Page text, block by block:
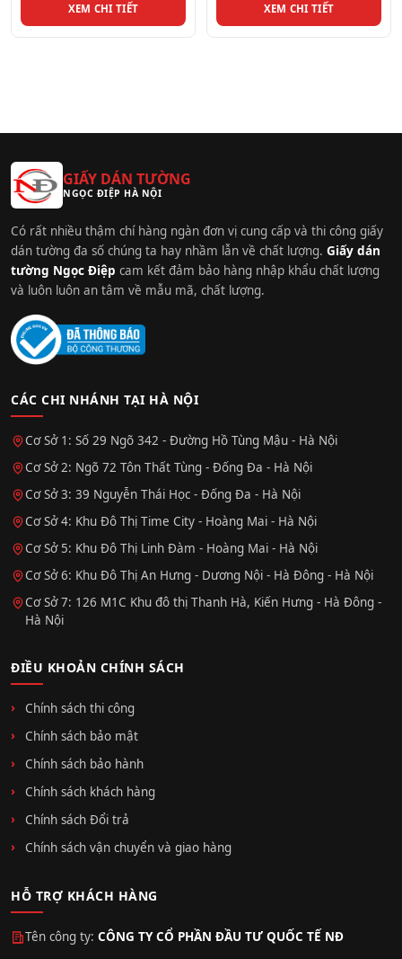
XEM CHI TIẾT XEM CHI TIẾT
GIẤY DÁN TƯỜNG
NGỌC ĐIỆP HÀ NỘI
Có rất nhiều thậm chí hàng ngàn đơn vị cung cấp và thi công giấy
dán tường đa số chúng ta hay nhầm lẫn về chất lượng. Giấy dán
tường Ngọc Điệp cam kết đảm bảo hàng nhập khẩu chất lượng
và luôn luôn an tâm về mẫu mã, chất lượng.
CÁC CHI NHÁNH TẠI HÀ NỘI
Cơ Sở 1: Số 29 Ngõ 342 - Đường Hồ Tùng Mậu - Hà Nội
Cơ Sở 2: Ngõ 72 Tôn Thất Tùng - Đống Đa - Hà Nội
Cơ Sở 3: 39 Nguyễn Thái Học - Đống Đa - Hà Nội
Cơ Sở 4: Khu Đô Thị Time City - Hoàng Mai - Hà Nội
Cơ Sở 5: Khu Đô Thị Linh Đàm - Hoàng Mai - Hà Nội
Cơ Sở 6: Khu Đô Thị An Hưng - Dương Nội - Hà Đông - Hà Nội
Cơ Sở 7: 126 M1C Khu đô thị Thanh Hà, Kiến Hưng - Hà Đông -
Hà Nội
ĐIỀU KHOẢN CHÍNH SÁCH
Chính sách thi công
Chính sách bảo mật
Chính sách bảo hành
Chính sách khách hàng
Chính sách Đổi trả
Chính sách vận chuyển và giao hàng
HỖ TRỢ KHÁCH HÀNG
Tên công ty: CÔNG TY CỔ PHẦN ĐẦU TƯ QUỐC TẾ NĐ